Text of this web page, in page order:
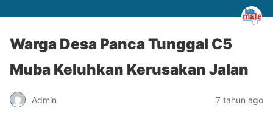
Warga Desa Panca Tunggal C5
Muba Keluhkan Kerusakan Jalan
Admin 7 tahun ago